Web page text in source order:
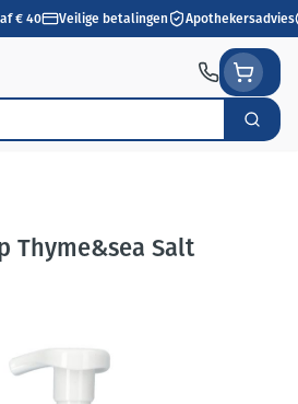
€ 40 Veilige betalingen Apothekersadvies
Zoek
Thyme&sea Salt